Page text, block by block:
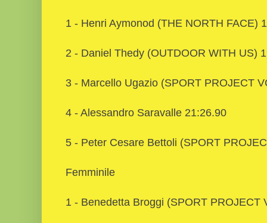
1 - Henri Aymonod (THE NORTH FACE)
2 - Daniel Thedy (OUTDOOR WITH US)
3 - Marcello Ugazio (SPORT PROJECT
4 - Alessandro Saravalle 21:26.90
5 - Peter Cesare Bettoli (SPORT
Femminile
1 - Benedetta Broggi (SPORT PROJECT